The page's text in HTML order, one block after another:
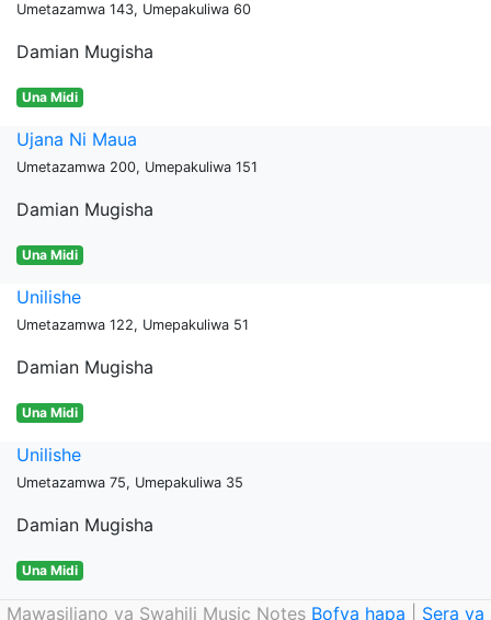
Umetazamwa 143, Umepakuliwa 60
Damian Mugisha
Una Midi
Ujana Ni Maua
Umetazamwa 200, Umepakuliwa 151
Damian Mugisha
Una Midi
Unilishe
Umetazamwa 122, Umepakuliwa 51
Damian Mugisha
Una Midi
Unilishe
Umetazamwa 75, Umepakuliwa 35
Damian Mugisha
Una Midi
Mawasiliano ya Swahili Music Notes Bofya hapa Sera ya